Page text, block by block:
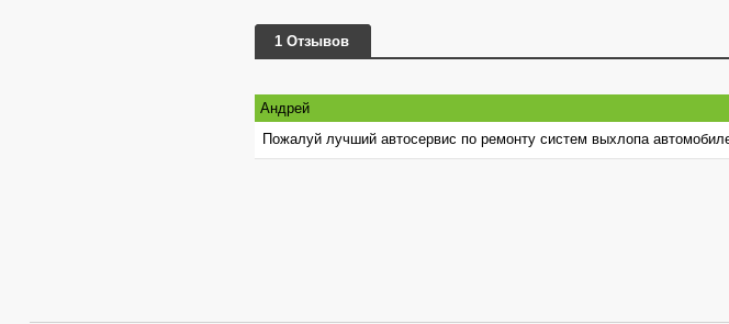
1 Отзывов
Андрей
Пожалуй лучший автосервис по ремонту систем выхлопа